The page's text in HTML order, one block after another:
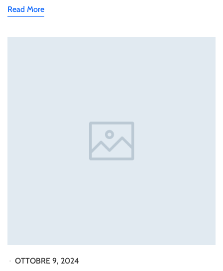
Read More
OTTOBRE 9, 2024